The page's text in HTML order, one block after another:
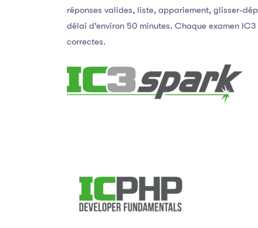
réponses valides, liste, appariement, glisser-
délai d’environ 50 minutes. Chaque examen
correctes.